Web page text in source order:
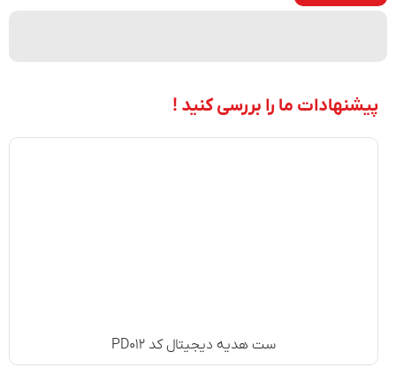
پیشنهادات ما را بررسی کنید !
ست هدیه دیجیتال کد PD۰۱۲